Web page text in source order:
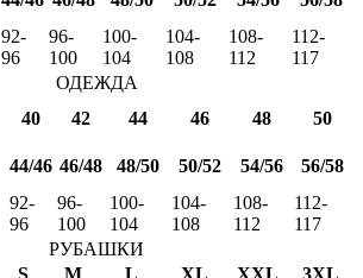
92-
96
96-
100
100-
104
104-
108
108-
112
112-
117
ОДЕЖДА
40 42 44 46 48
50
44/46 46/48 48/50 50/52 54/56 56/58
92-
96
96-
100
100-
104
104-
108
108-
112
112-
117
РУБАШКИ
S M L XL XXL 3XL